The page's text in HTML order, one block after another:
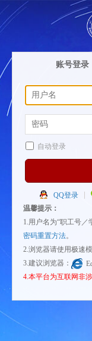
账号登录
自动登录
QQ登录
温馨提示：
1.用户名为“职工号／
密码重置方法。
2.浏览器请使用极速
3.建议浏览器：
4.本平台为互联网非